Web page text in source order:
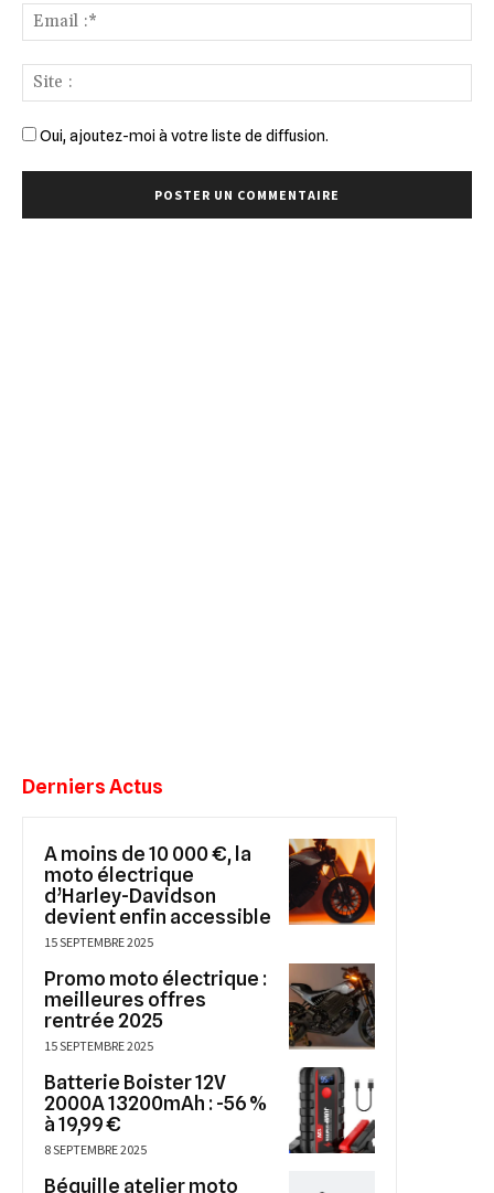
Oui, ajoutez-moi à votre liste de diffusion.
Derniers Actus
A moins de 10 000 €, la
moto électrique
d’Harley-Davidson
devient enfin accessible
15 SEPTEMBRE 2025
Promo moto électrique :
meilleures offres
rentrée 2025
15 SEPTEMBRE 2025
Batterie Boister 12V
2000A 13200mAh : -56 %
à 19,99 €
8 SEPTEMBRE 2025
Béquille atelier moto